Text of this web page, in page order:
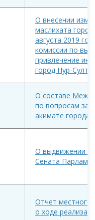
О внесении
маслихата
августа 2019
комиссии по
привлечение
город Нур-
О составе
по вопросам
акимате города
О выдвижении
Сената
Отчет местного
о ходе